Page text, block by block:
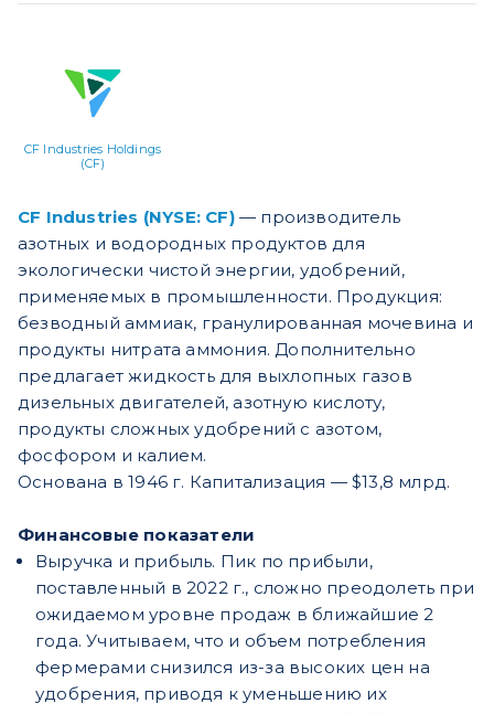
CF Industries Holdings
(CF)
CF Industries (NYSE: CF)— производитель
азотных и водородных продуктов для
экологически чистой энергии, удобрений,
применяемых в промышленности. Продукция:
безводный аммиак, гранулированная мочевина и
продукты нитрата аммония. Дополнительно
предлагает жидкость для выхлопных газов
дизельных двигателей, азотную кислоту,
продукты сложных удобрений с азотом,
фосфором и калием.
Основана в 1946 г. Капитализация — $13,8 млрд.
Финансовые показатели
Выручка и прибыль. Пик по прибыли,
поставленный в 2022 г., сложно преодолеть при
ожидаемом уровне продаж в ближайшие 2
года. Учитываем, что и объем потребления
фермерами снизился из-за высоких цен на
удобрения, приводя к уменьшению их